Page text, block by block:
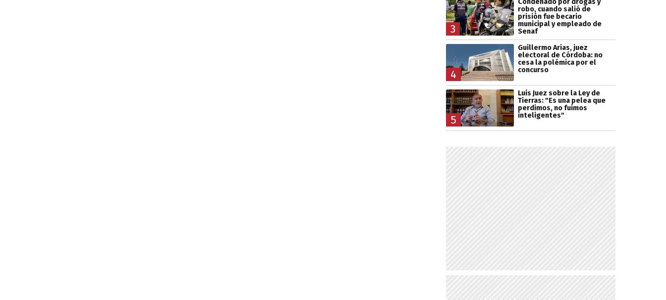
3
Condenado por drogas y
robo, cuando salió de
prisión fue becario
municipal y empleado de
Senaf
4
Guillermo Arias, juez
electoral de Córdoba: no
cesa la polémica por el
concurso
5
Luis Juez sobre la Ley de
Tierras: "Es una pelea que
perdimos, no fuimos
inteligentes"